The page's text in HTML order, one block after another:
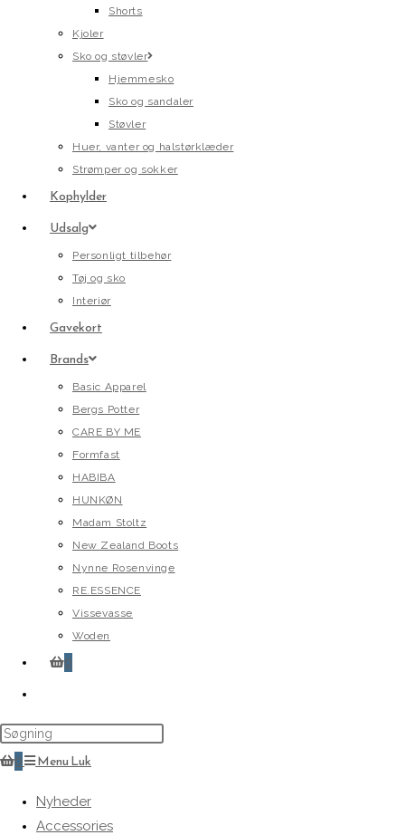
Shorts
Kjoler
Sko og støvler
Hjemmesko
Sko og sandaler
Støvler
Huer, vanter og halstørklæder
Strømper og sokker
Kophylder
Udsalg
Personligt tilbehør
Tøj og sko
Interiør
Gavekort
Brands
Basic Apparel
Bergs Potter
CARE BY ME
Formfast
HABIBA
HUNKØN
Madam Stoltz
New Zealand Boots
Nynne Rosenvinge
RE.ESSENCE
Vissevasse
Woden
0
website
search
0 MenuLuk
Nyheder
Accessories